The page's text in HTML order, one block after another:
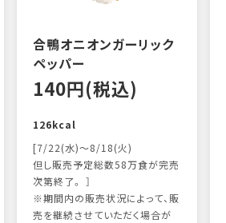
合鴨オニオンガーリック
ペッパー
140円(税込)
126kcal
[7/22(水)～8/18(火)
但し販売予定総数58万食が完売
次第終了。 ］
※期間内の販売状況によって、販
売を継続させていただく場合が